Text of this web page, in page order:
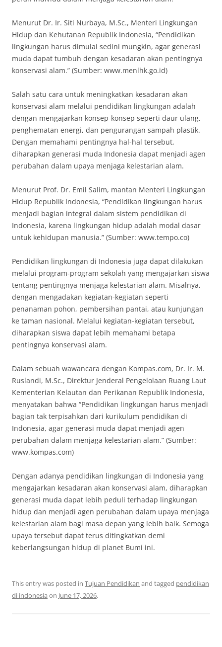
Menurut Dr. Ir. Siti Nurbaya, M.Sc., Menteri Lingkungan
Hidup dan Kehutanan Republik Indonesia, “Pendidikan
lingkungan harus dimulai sedini mungkin, agar generasi
muda dapat tumbuh dengan kesadaran akan pentingnya
konservasi alam.” (Sumber: www.menlhk.go.id)
Salah satu cara untuk meningkatkan kesadaran akan
konservasi alam melalui pendidikan lingkungan adalah
dengan mengajarkan konsep-konsep seperti daur ulang,
penghematan energi, dan pengurangan sampah plastik.
Dengan memahami pentingnya hal-hal tersebut,
diharapkan generasi muda Indonesia dapat menjadi agen
perubahan dalam upaya menjaga kelestarian alam.
Menurut Prof. Dr. Emil Salim, mantan Menteri Lingkungan
Hidup Republik Indonesia, “Pendidikan lingkungan harus
menjadi bagian integral dalam sistem pendidikan di
Indonesia, karena lingkungan hidup adalah modal dasar
untuk kehidupan manusia.” (Sumber: www.tempo.co)
Pendidikan lingkungan di Indonesia juga dapat dilakukan
melalui program-program sekolah yang mengajarkan siswa
tentang pentingnya menjaga kelestarian alam. Misalnya,
dengan mengadakan kegiatan-kegiatan seperti
penanaman pohon, pembersihan pantai, atau kunjungan
ke taman nasional. Melalui kegiatan-kegiatan tersebut,
diharapkan siswa dapat lebih memahami betapa
pentingnya konservasi alam.
Dalam sebuah wawancara dengan Kompas.com, Dr. Ir. M.
Ruslandi, M.Sc., Direktur Jenderal Pengelolaan Ruang Laut
Kementerian Kelautan dan Perikanan Republik Indonesia,
menyatakan bahwa “Pendidikan lingkungan harus menjadi
bagian tak terpisahkan dari kurikulum pendidikan di
Indonesia, agar generasi muda dapat menjadi agen
perubahan dalam menjaga kelestarian alam.” (Sumber:
www.kompas.com)
Dengan adanya pendidikan lingkungan di Indonesia yang
mengajarkan kesadaran akan konservasi alam, diharapkan
generasi muda dapat lebih peduli terhadap lingkungan
hidup dan menjadi agen perubahan dalam upaya menjaga
kelestarian alam bagi masa depan yang lebih baik. Semoga
upaya tersebut dapat terus ditingkatkan demi
keberlangsungan hidup di planet Bumi ini.
This entry was posted in Tujuan Pendidikan and tagged pendidikan
di indonesia on June 17, 2026.